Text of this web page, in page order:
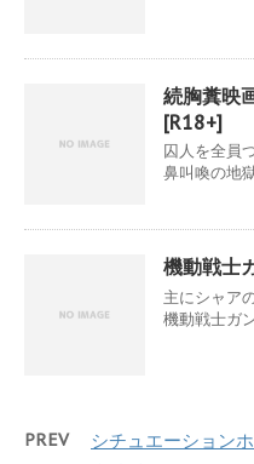
続胸糞映
[R18+]
囚人を全員
鼻叫喚の地
機動戦士
主にシャア
機動戦士ガ
PREV シチュエーション